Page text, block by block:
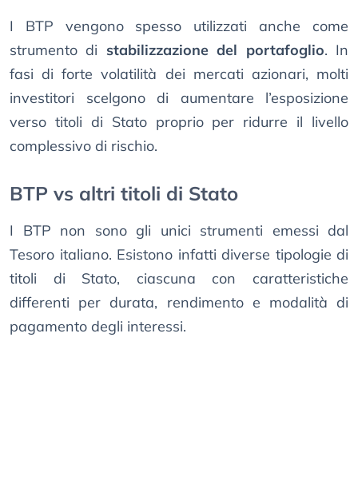
I BTP vengono spesso utilizzati anche come
strumento di stabilizzazione del portafoglio. In
fasi di forte volatilità dei mercati azionari, molti
investitori scelgono di aumentare l’esposizione
verso titoli di Stato proprio per ridurre il livello
complessivo di rischio.
BTP vs altri titoli di Stato
I BTP non sono gli unici strumenti emessi dal
Tesoro italiano. Esistono infatti diverse tipologie di
titoli di Stato, ciascuna con caratteristiche
differenti per durata, rendimento e modalità di
pagamento degli interessi.